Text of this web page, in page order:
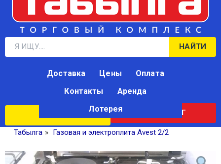
НАЙТИ
КАТАЛОГ
Доставка Цены
Оплата
Контакты
Аренда
Лотерея
Табылга » Газовая и электроплита Avest 2/2